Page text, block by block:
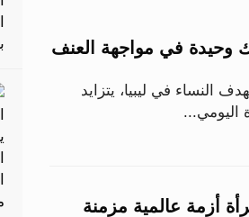
وحيدة في مواجهة العنف
في ليبيا، يتزايد
اليومي...
أزمة عالمية مزمنة